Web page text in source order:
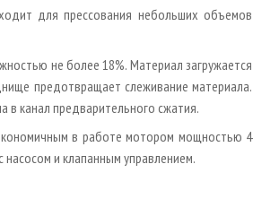
для прессования небольших объемов
не более 18%. Материал загружается
предотвращает слеживание материала.
в канал предварительного сжатия.
в работе мотором мощностью 4
и клапанным управлением.